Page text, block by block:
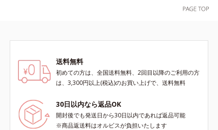
送料無料
初めての方は、全国送料無料、2回目以降のご利用の方
は、3,300円以上(税込)のお買い上げで、送料無料
30日以内なら返品OK
開封後でも発送日から30日以内であれば返品可能
※商品返送料はオルビスが負担いたします